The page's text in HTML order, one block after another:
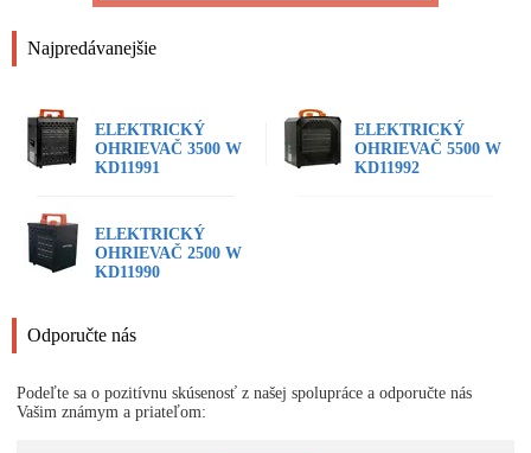
Najpredávanejšie
ELEKTRICKÝ
OHRIEVAČ 3500 W
KD11991
ELEKTRICKÝ
OHRIEVAČ 5500 W
KD11992
ELEKTRICKÝ
OHRIEVAČ 2500 W
KD11990
Odporučte nás
Podeľte sa o pozitívnu skúsenosť z našej spolupráce a odporučte nás
Vašim známym a priateľom: